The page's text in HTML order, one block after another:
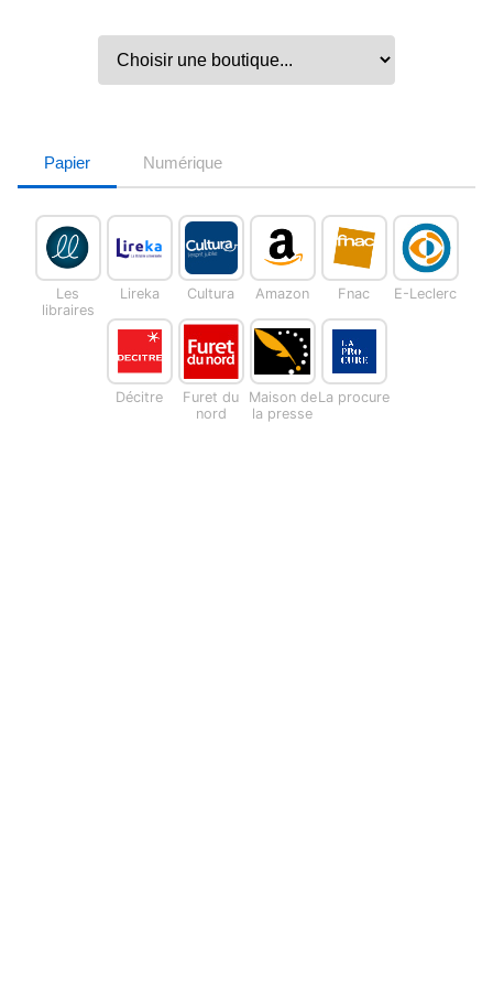
Papier Numérique
Les
libraires
Lireka Cultura Amazon Fnac E-Leclerc
Décitre
Furet du
nord
Maison de
la presse
La procure